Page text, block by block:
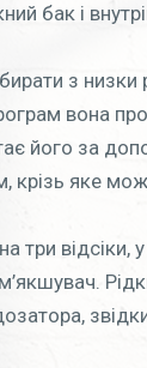
бак і
з низки
вона
його за
крізь яке
три